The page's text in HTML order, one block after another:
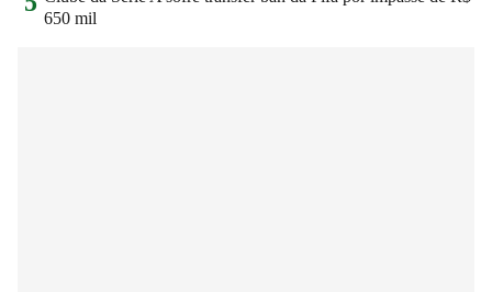
650 mil